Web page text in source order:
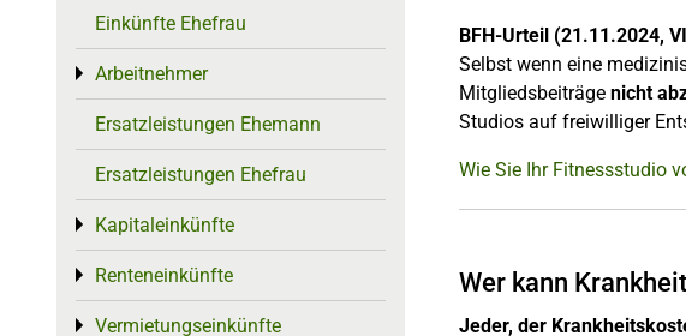
BFH-Urteil (21.11.2024,
Selbst wenn eine
Mitgliedsbeiträge nicht
Studios auf freiwilliger
Wie Sie Ihr Fitnessstudio
Wer kann
Jeder, der
Einkünfte Ehefrau
Arbeitnehmer
Toggle menu
Ersatzleistungen Ehemann
Ersatzleistungen Ehefrau
Kapitaleinkünfte
Toggle menu
Renteneinkünfte
Toggle menu
Vermietungseinkünfte
Toggle menu